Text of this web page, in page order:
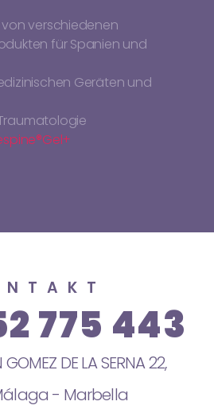
von verschiedenen
für Spanien und
Geräten und
775 443
DE LA SERNA 22,
- Marbella